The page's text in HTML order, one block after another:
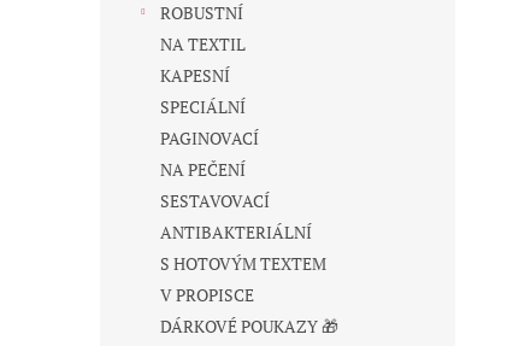
ROBUSTNÍ
NA TEXTIL
KAPESNÍ
SPECIÁLNÍ
PAGINOVACÍ
NA PEČENÍ
SESTAVOVACÍ
ANTIBAKTERIÁLNÍ
S HOTOVÝM TEXTEM
V PROPISCE
DÁRKOVÉ POUKAZY 🎁